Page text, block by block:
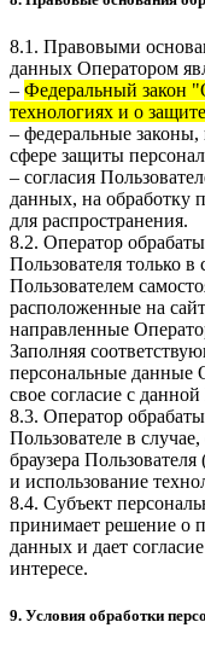
8.1. Правовыми
данных Оператором
– Федеральный закон
технологиях и о
– федеральные
сфере защиты
– согласия
данных, на обработку
для распространения.
8.2. Оператор
Пользователя только
Пользователем
расположенные на
направленные
Заполняя
персональные данные
свое согласие с
8.3. Оператор
Пользователе в
браузера
и использование
8.4. Субъект
принимает решение о
данных и дает
интересе.
9. Условия обработки